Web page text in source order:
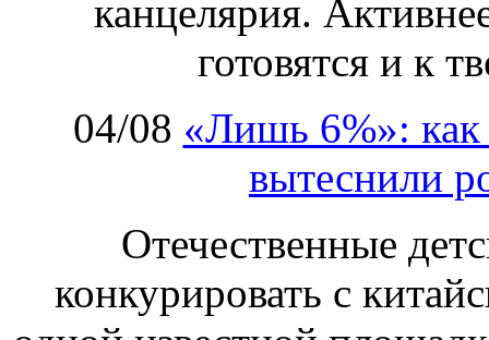
канцелярия.
готовятся и к
04/08 «Лишь 6%»: как
вытеснили
Отечественные
конкурировать с